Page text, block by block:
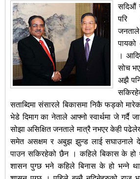
सदिऔं
परि
जनताले
पायको
।
सोच
अझै
सताब्दिमा संसारले बिकासमा निकै फड्को
भेडे दिमाग का नेताले आफ्नो स्वार्थमा जे गर्दै
सोझा असिक्षित जनताले मात्रै नभएर केही
समेत असक्षम र अबुझ झुन्ड लाई सघाउनाले
पाउन सकिरहेको छैन । कहिले बिकास के हो
शासन पुग्छ भने कहिले बिनास के हो भन्ने